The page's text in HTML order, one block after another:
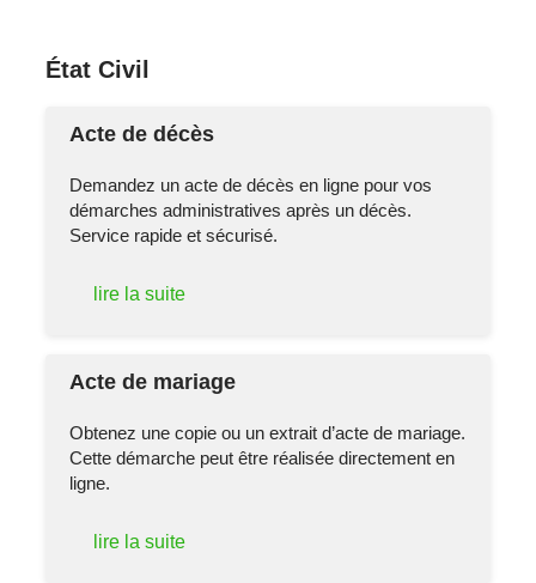
État Civil
Acte de décès
Demandez un acte de décès en ligne pour vos
démarches administratives après un décès.
Service rapide et sécurisé.
lire la suite
Acte de mariage
Obtenez une copie ou un extrait d’acte de mariage.
Cette démarche peut être réalisée directement en
ligne.
lire la suite